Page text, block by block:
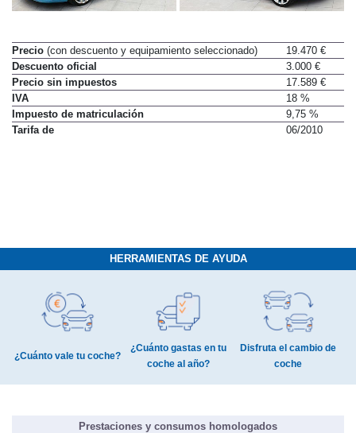
Precio (con descuento y equipamiento seleccionado)
19.470 €
Descuento oficial
3.000 €
Precio sin impuestos
17.589 €
IVA
18 %
Impuesto de matriculación
9,75 %
Tarifa de
06/2010
HERRAMIENTAS DE AYUDA
¿Cuánto vale tu coche?
¿Cuánto gastas en tu
coche al año?
Disfruta el cambio de
coche
Prestaciones y consumos homologados